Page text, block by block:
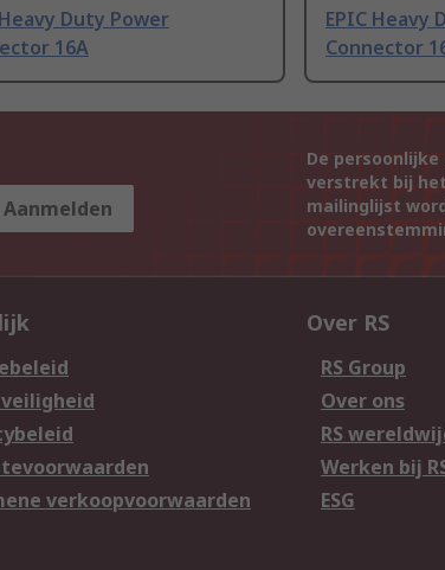
Duty Power
16A
EPIC Heavy
Connector
Aanmelden
De persoonlijke
verstrekt bij
mailinglijst
verkoopvoorwaarden
Over RS
RS Group
Over ons
RS
Werken bij
ESG